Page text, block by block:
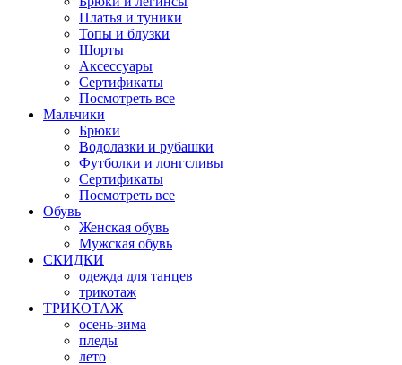
Платья и туники
Топы и блузки
Шорты
Аксессуары
Сертификаты
Посмотреть все
Мальчики
Брюки
Водолазки и рубашки
Футболки и лонгсливы
Сертификаты
Посмотреть все
Обувь
Женская обувь
Мужская обувь
СКИДКИ
одежда для танцев
трикотаж
ТРИКОТАЖ
осень-зима
пледы
лето